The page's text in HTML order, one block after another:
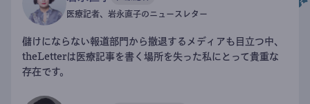
医療記者、岩永直子のニュースレター
儲けにならない報道部門から撤退するメディアも目立つ中、
theLetterは医療記事を書く場所を失った私にとって貴重な
存在です。